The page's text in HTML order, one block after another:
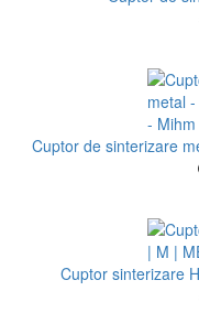
Cuptor de sinterizare
Cuptor sinterizare